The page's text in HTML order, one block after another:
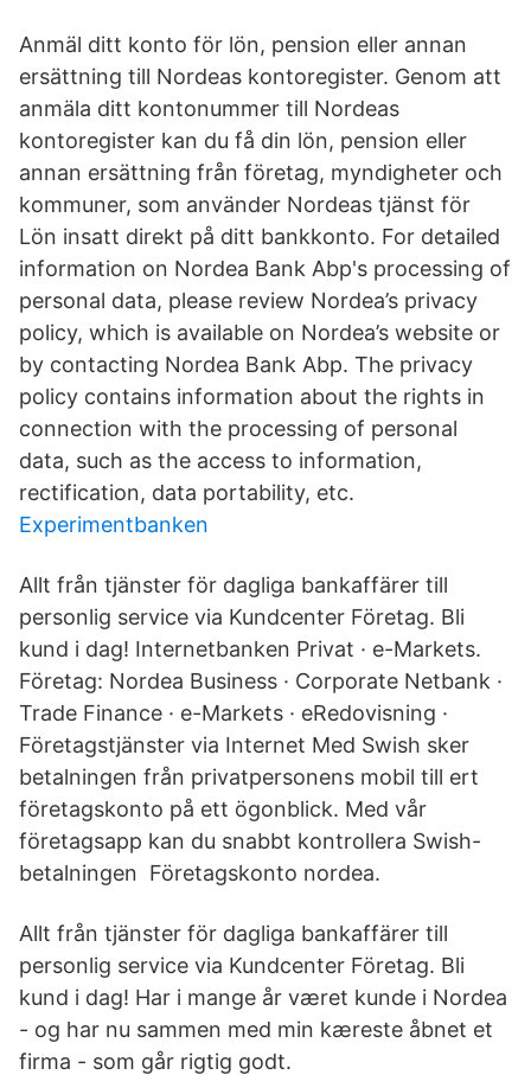
Anmäl ditt konto för lön, pension eller annan
ersättning till Nordeas kontoregister. Genom att
anmäla ditt kontonummer till Nordeas
kontoregister kan du få din lön, pension eller
annan ersättning från företag, myndigheter och
kommuner, som använder Nordeas tjänst för
Lön insatt direkt på ditt bankkonto. For detailed
information on Nordea Bank Abp's processing of
personal data, please review Nordea’s privacy
policy, which is available on Nordea’s website or
by contacting Nordea Bank Abp. The privacy
policy contains information about the rights in
connection with the processing of personal
data, such as the access to information,
rectification, data portability, etc.
Experimentbanken
Allt från tjänster för dagliga bankaffärer till
personlig service via Kundcenter Företag. Bli
kund i dag! Internetbanken Privat · e-Markets.
Företag: Nordea Business · Corporate Netbank ·
Trade Finance · e-Markets · eRedovisning ·
Företagstjänster via Internet Med Swish sker
betalningen från privatpersonens mobil till ert
företagskonto på ett ögonblick. Med vår
företagsapp kan du snabbt kontrollera Swish-
betalningen Företagskonto nordea.
Allt från tjänster för dagliga bankaffärer till
personlig service via Kundcenter Företag. Bli
kund i dag! Har i mange år været kunde i Nordea
- og har nu sammen med min kæreste åbnet et
firma - som går rigtig godt.